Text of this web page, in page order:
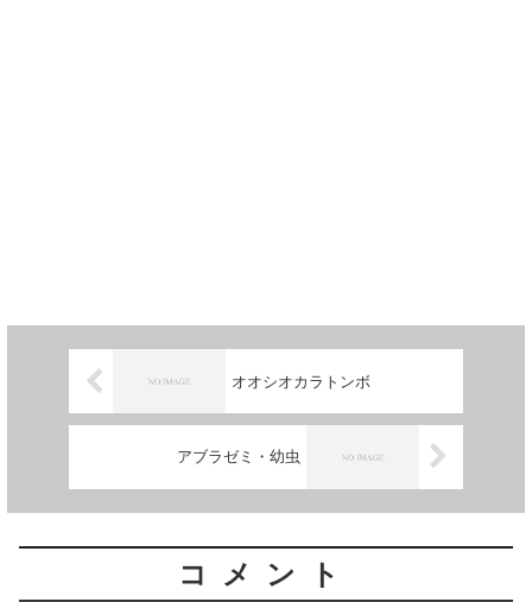
オオシオカラトンボ
アブラゼミ・幼虫
コメント